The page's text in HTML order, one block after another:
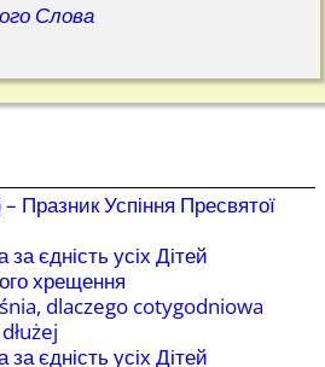
Слова
Празник Успіння Пресвятої
єдність усіх Дітей
хрещення
dlaczego cotygodniowa
єдність усіх Дітей